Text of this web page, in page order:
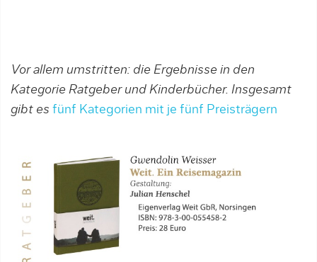
Vor allem umstritten: die Ergebnisse in den
Kategorie Ratgeber und Kinderbücher. Insgesamt
gibt es fünf Kategorien mit je fünf Preisträgern